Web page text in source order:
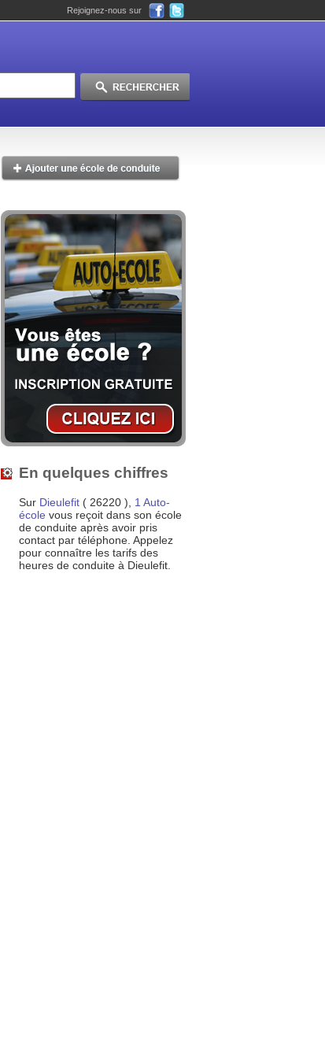
Rejoignez-nous sur
En quelques chiffres
Sur Dieulefit ( 26220 ), 1 Auto-
école vous reçoit dans son école
de conduite après avoir pris
contact par téléphone. Appelez
pour connaître les tarifs des
heures de conduite à Dieulefit.